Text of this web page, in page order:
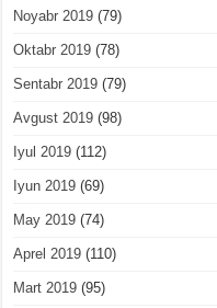
Noyabr 2019 (79)
Oktabr 2019 (78)
Sentabr 2019 (79)
Avgust 2019 (98)
Iyul 2019 (112)
Iyun 2019 (69)
May 2019 (74)
Aprel 2019 (110)
Mart 2019 (95)